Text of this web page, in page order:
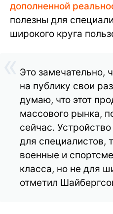
дополненной
полезны для
широкого круга
Это замечательно,
на публику свои
думаю, что этот
массового рынка,
сейчас.
для специалистов,
военные и
класса, но не для
отметил